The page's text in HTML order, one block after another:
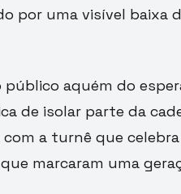
por uma visível baixa
público aquém do
de isolar parte da
a turnê que
marcaram uma